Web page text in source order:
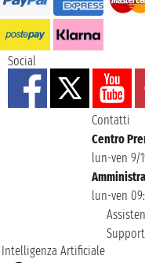
Social
Contatti
Centro
lun-ven 9/
lun-ven
Intelligenza Artificiale